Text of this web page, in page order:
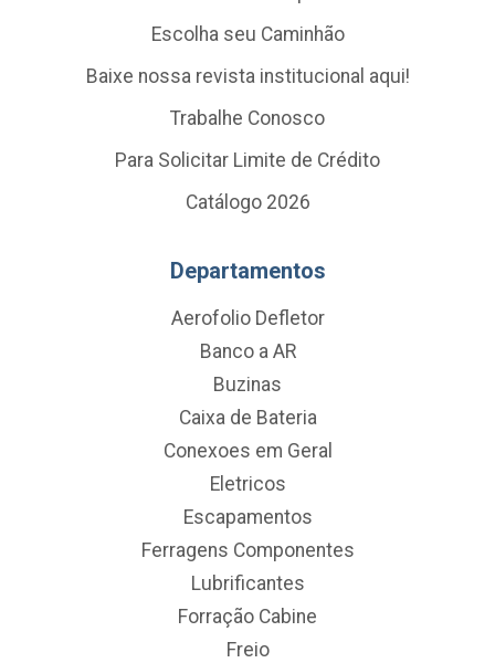
Escolha seu Caminhão
Baixe nossa revista institucional aqui!
Trabalhe Conosco
Para Solicitar Limite de Crédito
Catálogo 2026
Departamentos
Aerofolio Defletor
Banco a AR
Buzinas
Caixa de Bateria
Conexoes em Geral
Eletricos
Escapamentos
Ferragens Componentes
Lubrificantes
Forração Cabine
Freio